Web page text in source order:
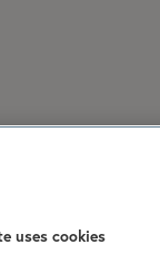
uses cookies